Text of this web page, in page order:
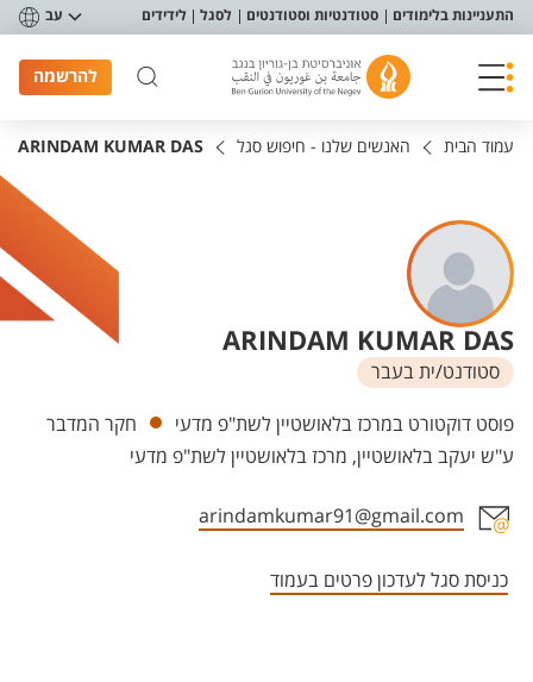
תפריט נגישות
התעניינות בלימודים סטודנטיות וסטודנטים לסגל לידידים עב
להרשמה
עמוד הבית האנשים שלנו - חיפוש סגל ARINDAM KUMAR DAS
ARINDAM KUMAR DAS
סטודנט/ית בעבר
יחידות
פוסט דוקטורט במרכז בלאושטיין לשת"פ מדעי
חקר המדבר
ע"ש יעקב בלאושטיין, מרכז בלאושטיין לשת"פ מדעי
arindamkumar91@gmail.com
כניסת סגל לעדכון פרטים בעמוד